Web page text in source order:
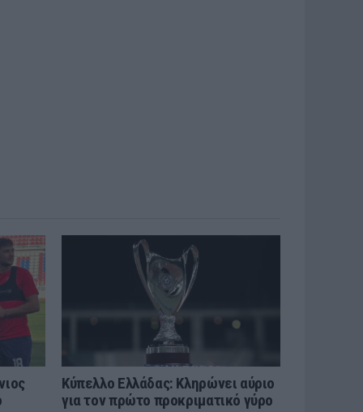
Κύπελλο Ελλάδας: Κληρώνει αύριο
για τον πρώτο προκριματικό γύρο